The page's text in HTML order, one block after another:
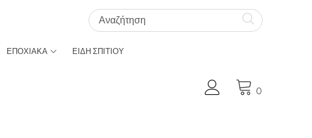
ΕΠΟΧΙΑΚΑ ΕΙΔΗ ΣΠΙΤΙΟΥ
Ο Λογαριασμός μου
0